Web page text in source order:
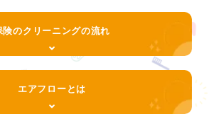
険のクリーニングの流れ
エアフローとは